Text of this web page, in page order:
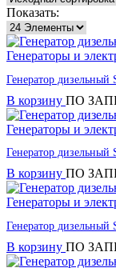
Показать:
Генераторы и
Генератор дизельный
В корзину ПО
Генераторы и
Генератор
В корзину ПО
Генераторы и
Генератор
В корзину ПО